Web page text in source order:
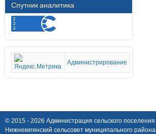
Спутник аналитика
Администрирование
© 2015 - 2026 Администрация сельского поселения
Нижнекигинский сельсовет муниципального района